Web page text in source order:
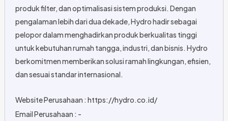
produk filter, dan optimalisasi sistem produksi. Dengan
pengalaman lebih dari dua dekade, Hydro hadir sebagai
pelopor dalam menghadirkan produk berkualitas tinggi
untuk kebutuhan rumah tangga, industri, dan bisnis. Hydro
berkomitmen memberikan solusi ramah lingkungan, efisien,
dan sesuai standar internasional.
Website Perusahaan : https://hydro.co.id/
Email Perusahaan : -